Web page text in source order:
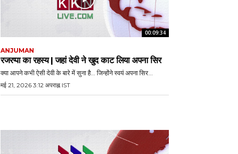
00:09:34
ANJUMAN
रजरप्पा का रहस्य | जहां देवी ने खुद काट लिया अपना सिर
क्या आपने कभी ऐसी देवी के बारे में सुना है… जिन्होंने स्वयं अपना सिर...
मई 21, 2026 3:12 अपराह्न IST